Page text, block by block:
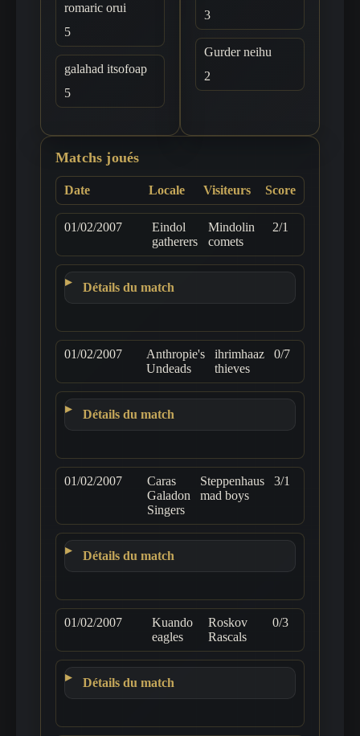
romaric orui
5
galahad itsofoap
5
3
Gurder neihu
2
Matchs joués
Date Locale Visiteurs Score
01/02/2007
Eindol
gatherers
Mindolin
comets
2/1
Détails du match
01/02/2007
Anthropie's
Undeads
ihrimhaaz
thieves
0/7
Détails du match
01/02/2007
Caras
Galadon
Singers
Steppenhaus
mad boys
3/1
Détails du match
01/02/2007
Kuando
eagles
Roskov
Rascals
0/3
Détails du match